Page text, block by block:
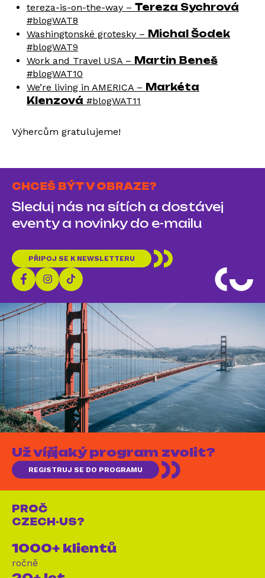
tereza-is-on-the-way – Tereza Sychrová
‪#‎blogWAT8‬
Washingtonské grotesky – Michal Šodek
‪#‎blogWAT9‬
Work and Travel USA – Martin Beneš
‪#‎blogWAT10‬
We’re living in AMERICA – Markéta
Klenzová ‪#‎blogWAT11
Výhercům gratulujeme!
CHCEŠ BÝT V OBRAZE?
Sleduj nás na sítích a dostávej
eventy a novinky do e-mailu
PŘIPOJ SE K NEWSLETTERU
Už víš, jaký program zvolit?
REGISTRUJ SE DO PROGRAMU
PROČ
CZECH-US?
1000+ klientů
ročně